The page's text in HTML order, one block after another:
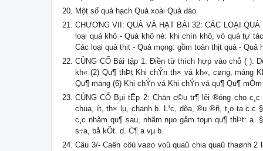
Một số quả hạch Quả xoài Quả đào
CHƯƠNG VII: QUẢ VÀ HẠT BÀI 32: CÁC LOẠI
loại quả khô - Quả khô nẻ: khi chín khô, vỏ quả tự
Các loại quả thịt - Quả mọng: gồm toàn thịt quả - Quả
CỦNG CỐ Bài tập 1: Điền từ thích hợp vào chỗ ( ):
kh« (2) Qu¶ thÞt Khi chÝn th× vá kh«, cøng, máng
Qu¶ mäng (6) Khi chÝn vá Khi chÝn vá qu¶ Qu¶
CỦNG CỐ Bµi tËp 2: Chän c©u tr¶ lêi ®óng cho
chua, ít, th× lµ, chanh b. L¹c, dõa, ®u ®ñ, t¸o ta c.c
c¸c nhãm qu¶ sau, nhãm nµo gåm toµn qu¶ thÞt:
s÷a, bå kÕt. d. C¶ a vµ b.
Câu 3/- Caên cöù vaøo voû quaû chia quaû thaønh